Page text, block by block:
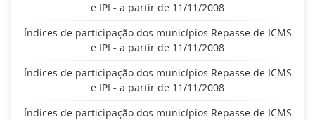
e IPI - a partir de 11/11/2008
Índices de participação dos municípios Repasse de ICMS
e IPI - a partir de 11/11/2008
Índices de participação dos municípios Repasse de ICMS
e IPI - a partir de 11/11/2008
Índices de participação dos municípios Repasse de ICMS